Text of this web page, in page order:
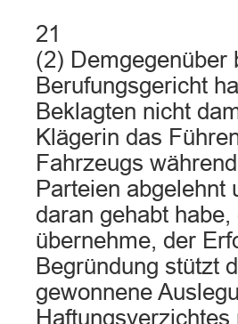
21
(2) Demgegenüber
Berufungsgericht
Beklagten nicht
Klägerin das
Fahrzeugs
Parteien abgelehnt
daran gehabt
übernehme, der
Begründung stützt
gewonnene